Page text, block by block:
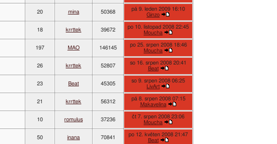
20 mina 50368
pá 9. leden 2009 16:10
Ginzo
18 krrttek 39672
po 10. listopad 2008 22:45
Moucha
197 MAO 146145
po 25. srpen 2008 18:46
Moucha
26 krrttek 52807
so 16. srpen 2008 20:41
Beat
23 Beat 45305
so 9. srpen 2008 06:25
LivArt
21 krrttek 56312
pá 8. srpen 2008 07:15
Makavelina
10 romulus 37236
čt 7. srpen 2008 23:06
Moucha
50 inana 70841
po 12. květen 2008 21:47
Beat